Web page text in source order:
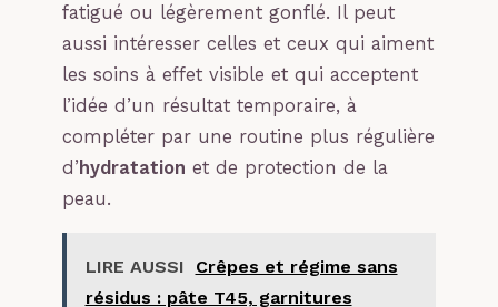
fatigué ou légèrement gonflé. Il peut
aussi intéresser celles et ceux qui aiment
les soins à effet visible et qui acceptent
l’idée d’un résultat temporaire, à
compléter par une routine plus régulière
d’ hydratation et de protection de la
peau.
LIRE AUSSI
Crêpes et régime sans
résidus : pâte T45, garnitures